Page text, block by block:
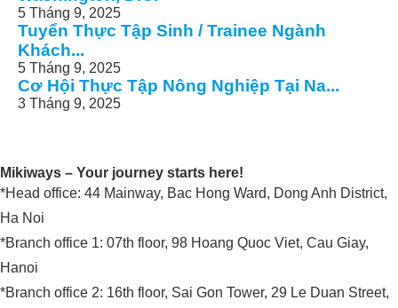
5 Tháng 9, 2025
Tuyển Thực Tập Sinh / Trainee Ngành
Khách...
5 Tháng 9, 2025
Cơ Hội Thực Tập Nông Nghiệp Tại Na...
3 Tháng 9, 2025
Mikiways – Your journey starts here!
*Head office: 44 Mainway, Bac Hong Ward, Dong Anh District,
Ha Noi
*Branch office 1: 07th floor, 98 Hoang Quoc Viet, Cau Giay,
Hanoi
*Branch office 2: 16th floor, Sai Gon Tower, 29 Le Duan Street,